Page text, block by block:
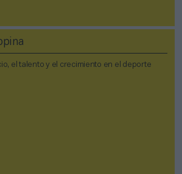
el talento y el crecimiento en el deporte